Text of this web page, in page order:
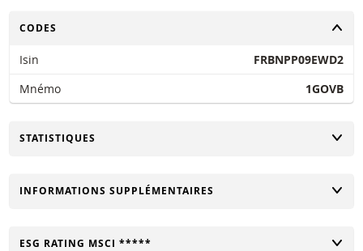
CHANGER
CODES
Isin
FRBNPP09EWD2
Mnémo
1GOVB
CHANGER
STATISTIQUES
CHANGER
INFORMATIONS SUPPLÉMENTAIRES
CHANGER
ESG RATING MSCI *****